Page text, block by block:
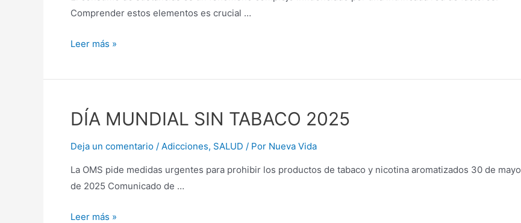
Comprender estos elementos es crucial …
Leer más »
DÍA MUNDIAL SIN TABACO 2025
Deja un comentario / Adicciones, SALUD / Por Nueva Vida
La OMS pide medidas urgentes para prohibir los productos de tabaco y nicotina aromatizados 30 de mayo
de 2025 Comunicado de …
Leer más »